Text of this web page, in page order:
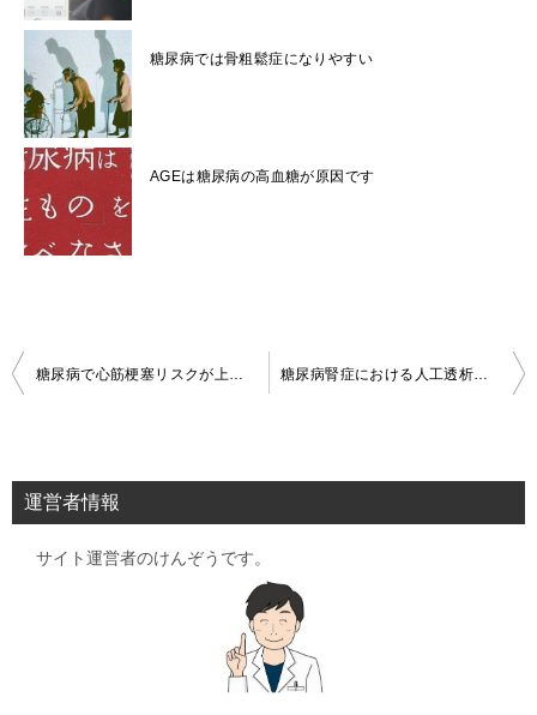
糖尿病では骨粗鬆症になりやすい
AGEは糖尿病の高血糖が原因です
投
ビ
ゲ
運営者情報
サイト運営者のけんぞうです。